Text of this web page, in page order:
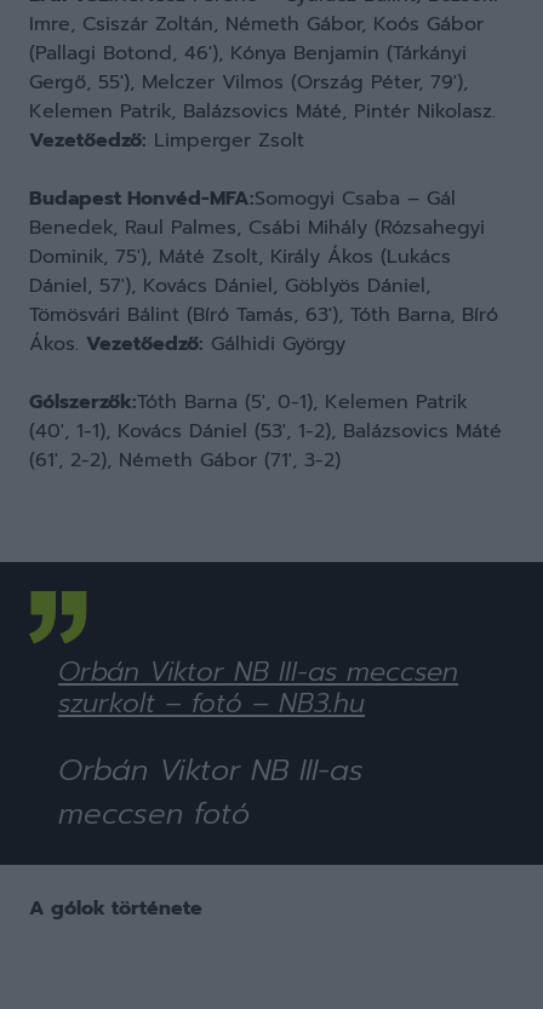
Imre, Csiszár Zoltán, Németh Gábor, Koós Gábor
(Pallagi Botond, 46′), Kónya Benjamin (Tárkányi
Gergő, 55′), Melczer Vilmos (Ország Péter, 79′),
Kelemen Patrik, Balázsovics Máté, Pintér Nikolasz.
Vezetőedző: Limperger Zsolt
Budapest Honvéd-MFA:Somogyi Csaba – Gál
Benedek, Raul Palmes, Csábi Mihály (Rózsahegyi
Dominik, 75′), Máté Zsolt, Király Ákos (Lukács
Dániel, 57′), Kovács Dániel, Göblyös Dániel,
Tömösvári Bálint (Bíró Tamás, 63′), Tóth Barna, Bíró
Ákos. Vezetőedző: Gálhidi György
Gólszerzők:Tóth Barna (5′, 0-1), Kelemen Patrik
(40′, 1-1), Kovács Dániel (53′, 1-2), Balázsovics Máté
(61′, 2-2), Németh Gábor (71′, 3-2)
Orbán Viktor NB III-as meccsen
szurkolt – fotó – NB3.hu
Orbán Viktor NB III-as
meccsen fotó
A gólok története